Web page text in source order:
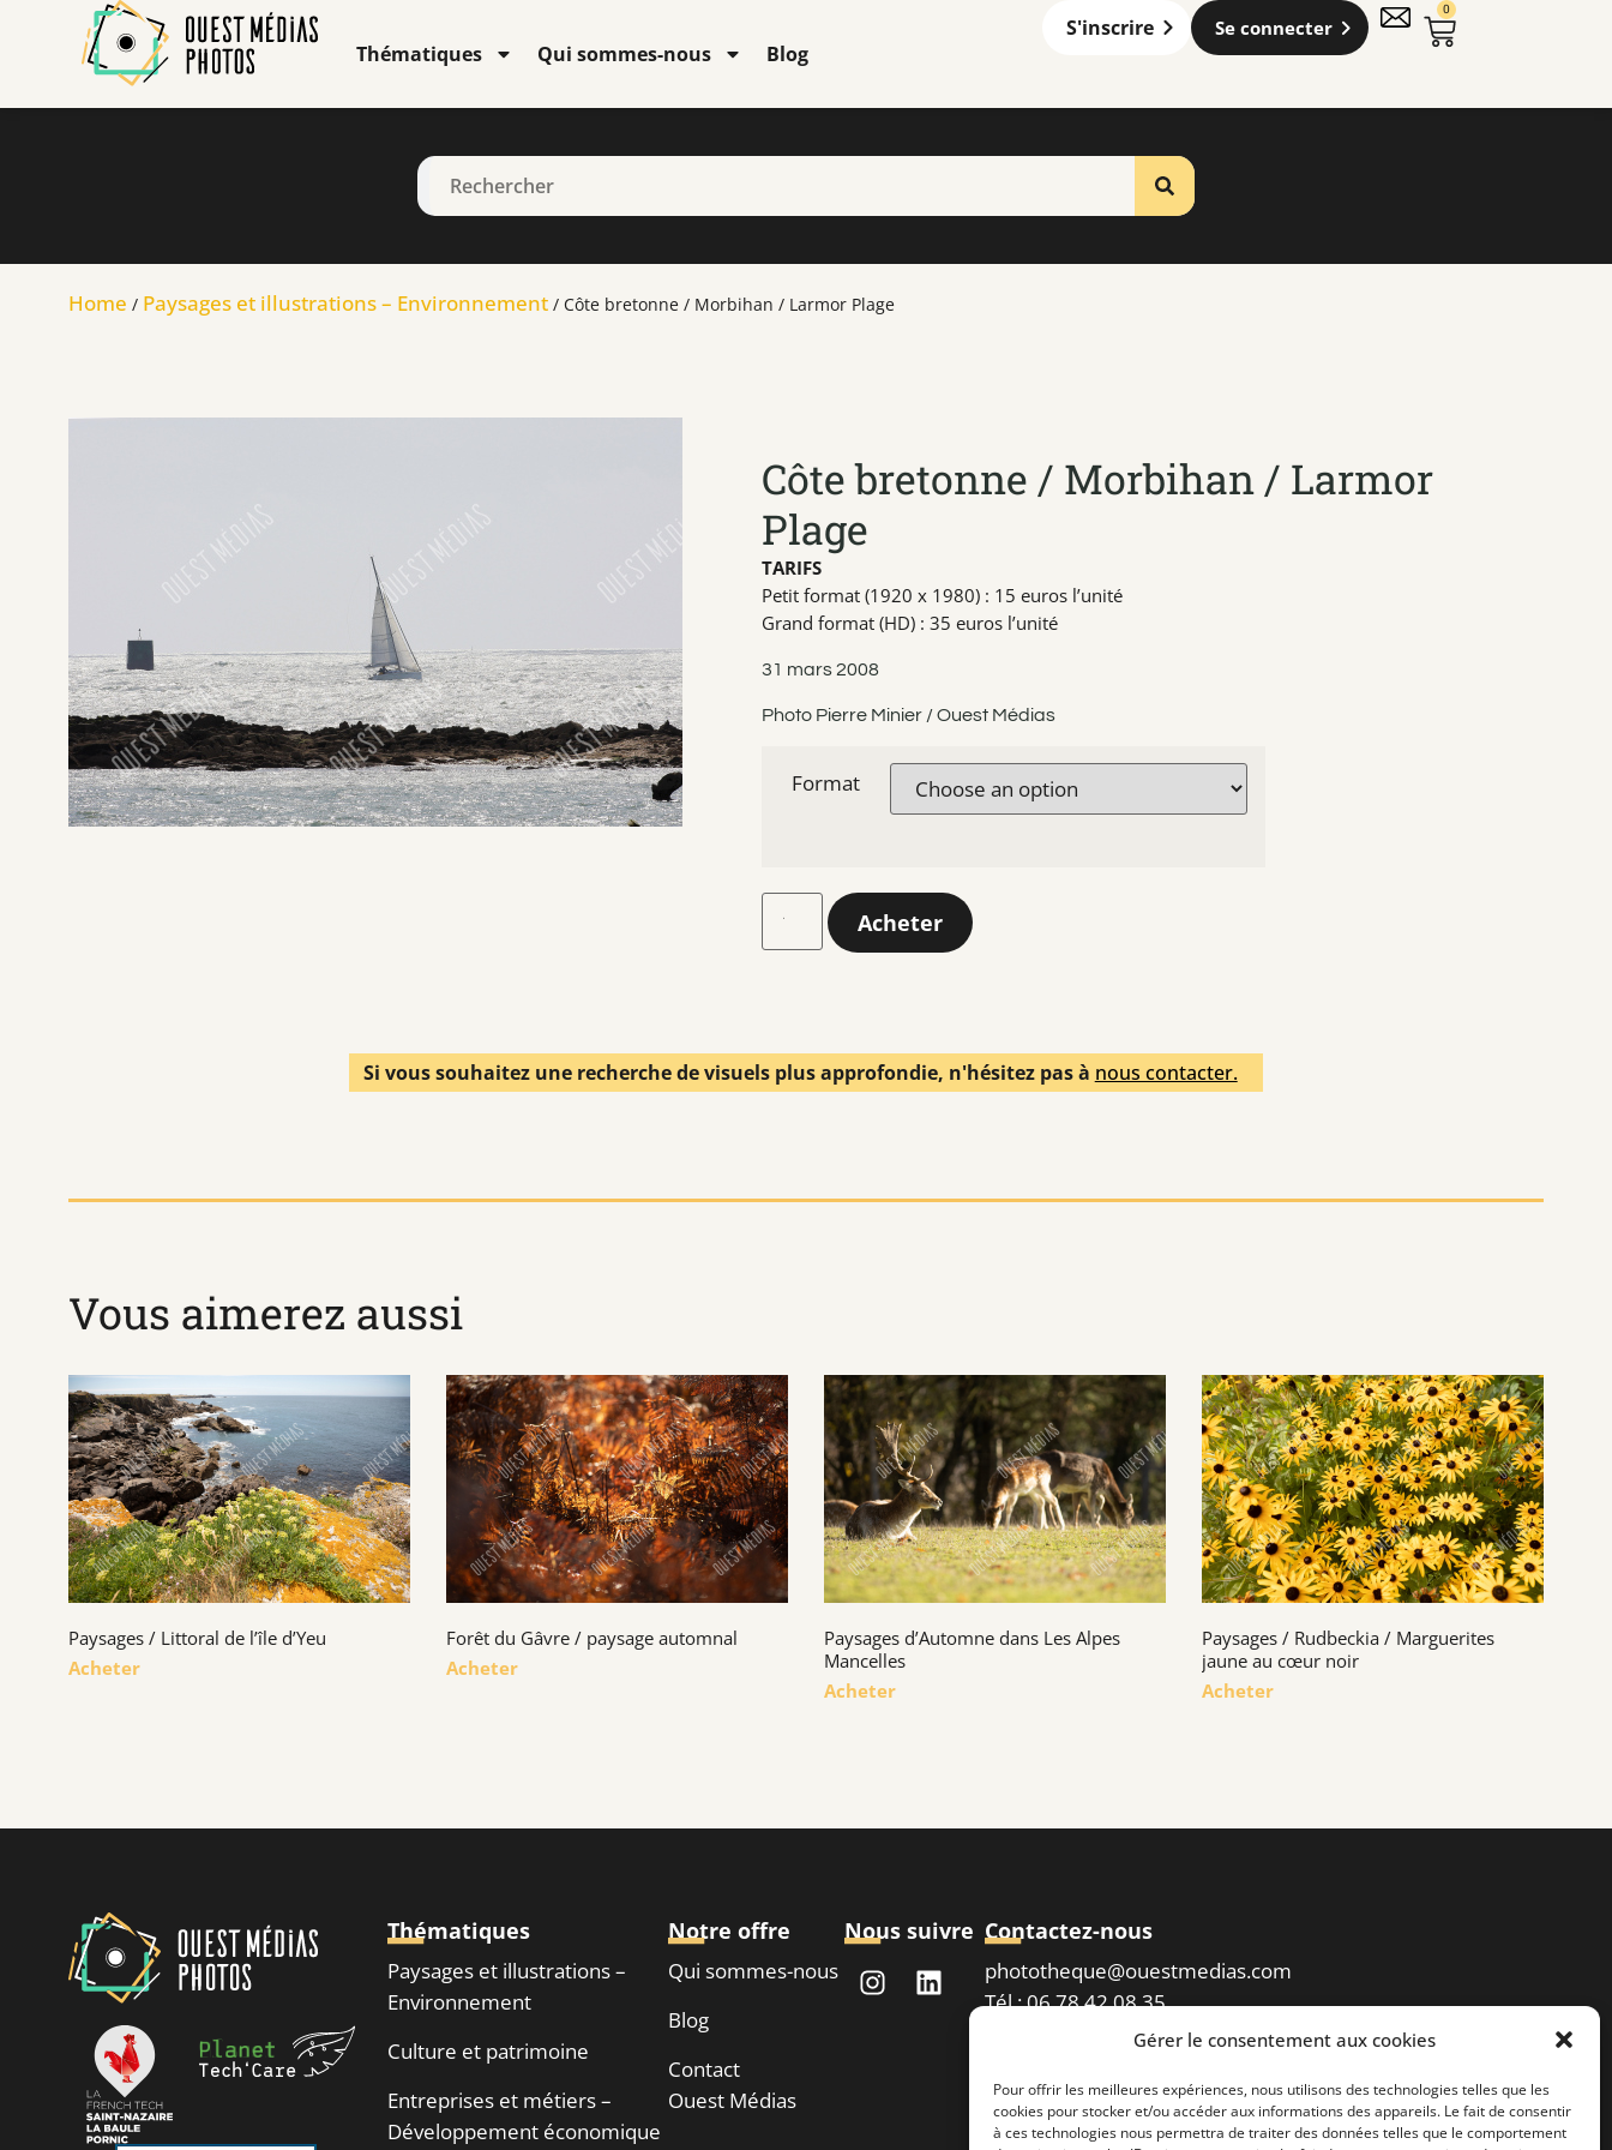
Gérer le consentement aux cookies
Pour offrir les meilleures expériences, nous utilisons des technologies telles que les
cookies pour stocker et/ou accéder aux informations des appareils. Le fait de consentir
à ces technologies nous permettra de traiter des données telles que le comportement
Thématiques Qui sommes-nous Blog
S'inscrire Se connecter
0
Home / Paysages et illustrations – Environnement / Côte bretonne / Morbihan / Larmor Plage
Côte bretonne / Morbihan / Larmor
Plage
TARIFS
Petit format (1920 x 1980) : 15 euros l’unité
Grand format (HD) : 35 euros l’unité
31 mars 2008
Photo Pierre Minier / Ouest Médias
Format
Acheter
Si vous souhaitez une recherche de visuels plus approfondie, n'hésitez pas à nous contacter.
Vous aimerez aussi
Paysages / Littoral de l’île d’Yeu
Acheter
Forêt du Gâvre / paysage automnal
Acheter
Paysages d’Automne dans Les Alpes
Mancelles
Acheter
Paysages / Rudbeckia / Marguerites
jaune au cœur noir
Acheter
Thématiques
Paysages et illustrations –
Environnement
Culture et patrimoine
Entreprises et métiers –
Développement économique
Notre offre
Qui sommes-nous
Blog
Contact
Ouest Médias
Nous suivre Contactez-nous
phototheque@ouestmedias.com
Tél : 06 78 42 08 35